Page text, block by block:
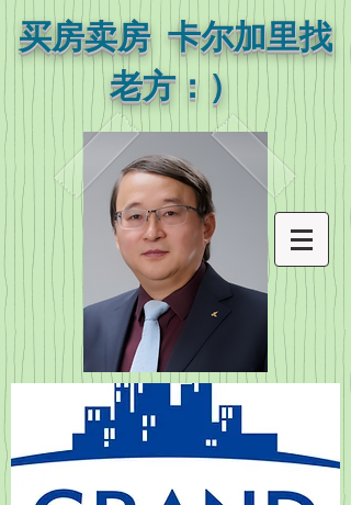
买房卖房 卡尔加里找
老方：）